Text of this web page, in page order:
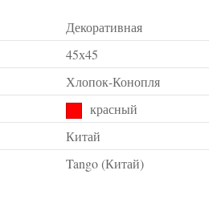
Декоративная
45х45
Хлопок-Конопля
красный
Китай
Tango (Китай)